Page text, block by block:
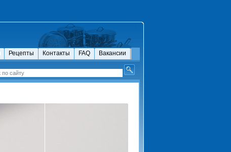
Рецепты Контакты FAQ Вакансии